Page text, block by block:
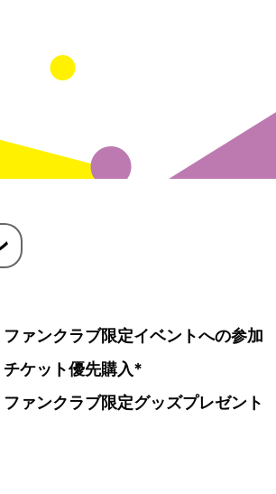
ファンクラブ限定イベントへの参加
チケット優先購入*
ファンクラブ限定グッズプレゼント